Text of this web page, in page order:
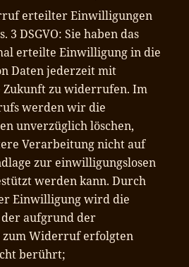
erteilter Einwilligungen
3 DSGVO: Sie haben das
erteilte Einwilligung in die
Daten jederzeit mit
zu widerrufen. Im
werden wir die
unverzüglich löschen,
Verarbeitung nicht auf
zur einwilligungslosen
werden kann. Durch
Einwilligung wird die
aufgrund der
Widerruf erfolgten
berührt;